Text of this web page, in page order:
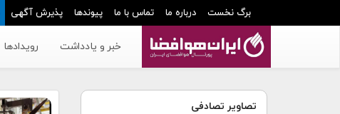
برگ نخست درباره ما تماس با ما پیوندها پذیرش آگهی
خبر و یادداشت رویدادها
تصاویر تصادفی